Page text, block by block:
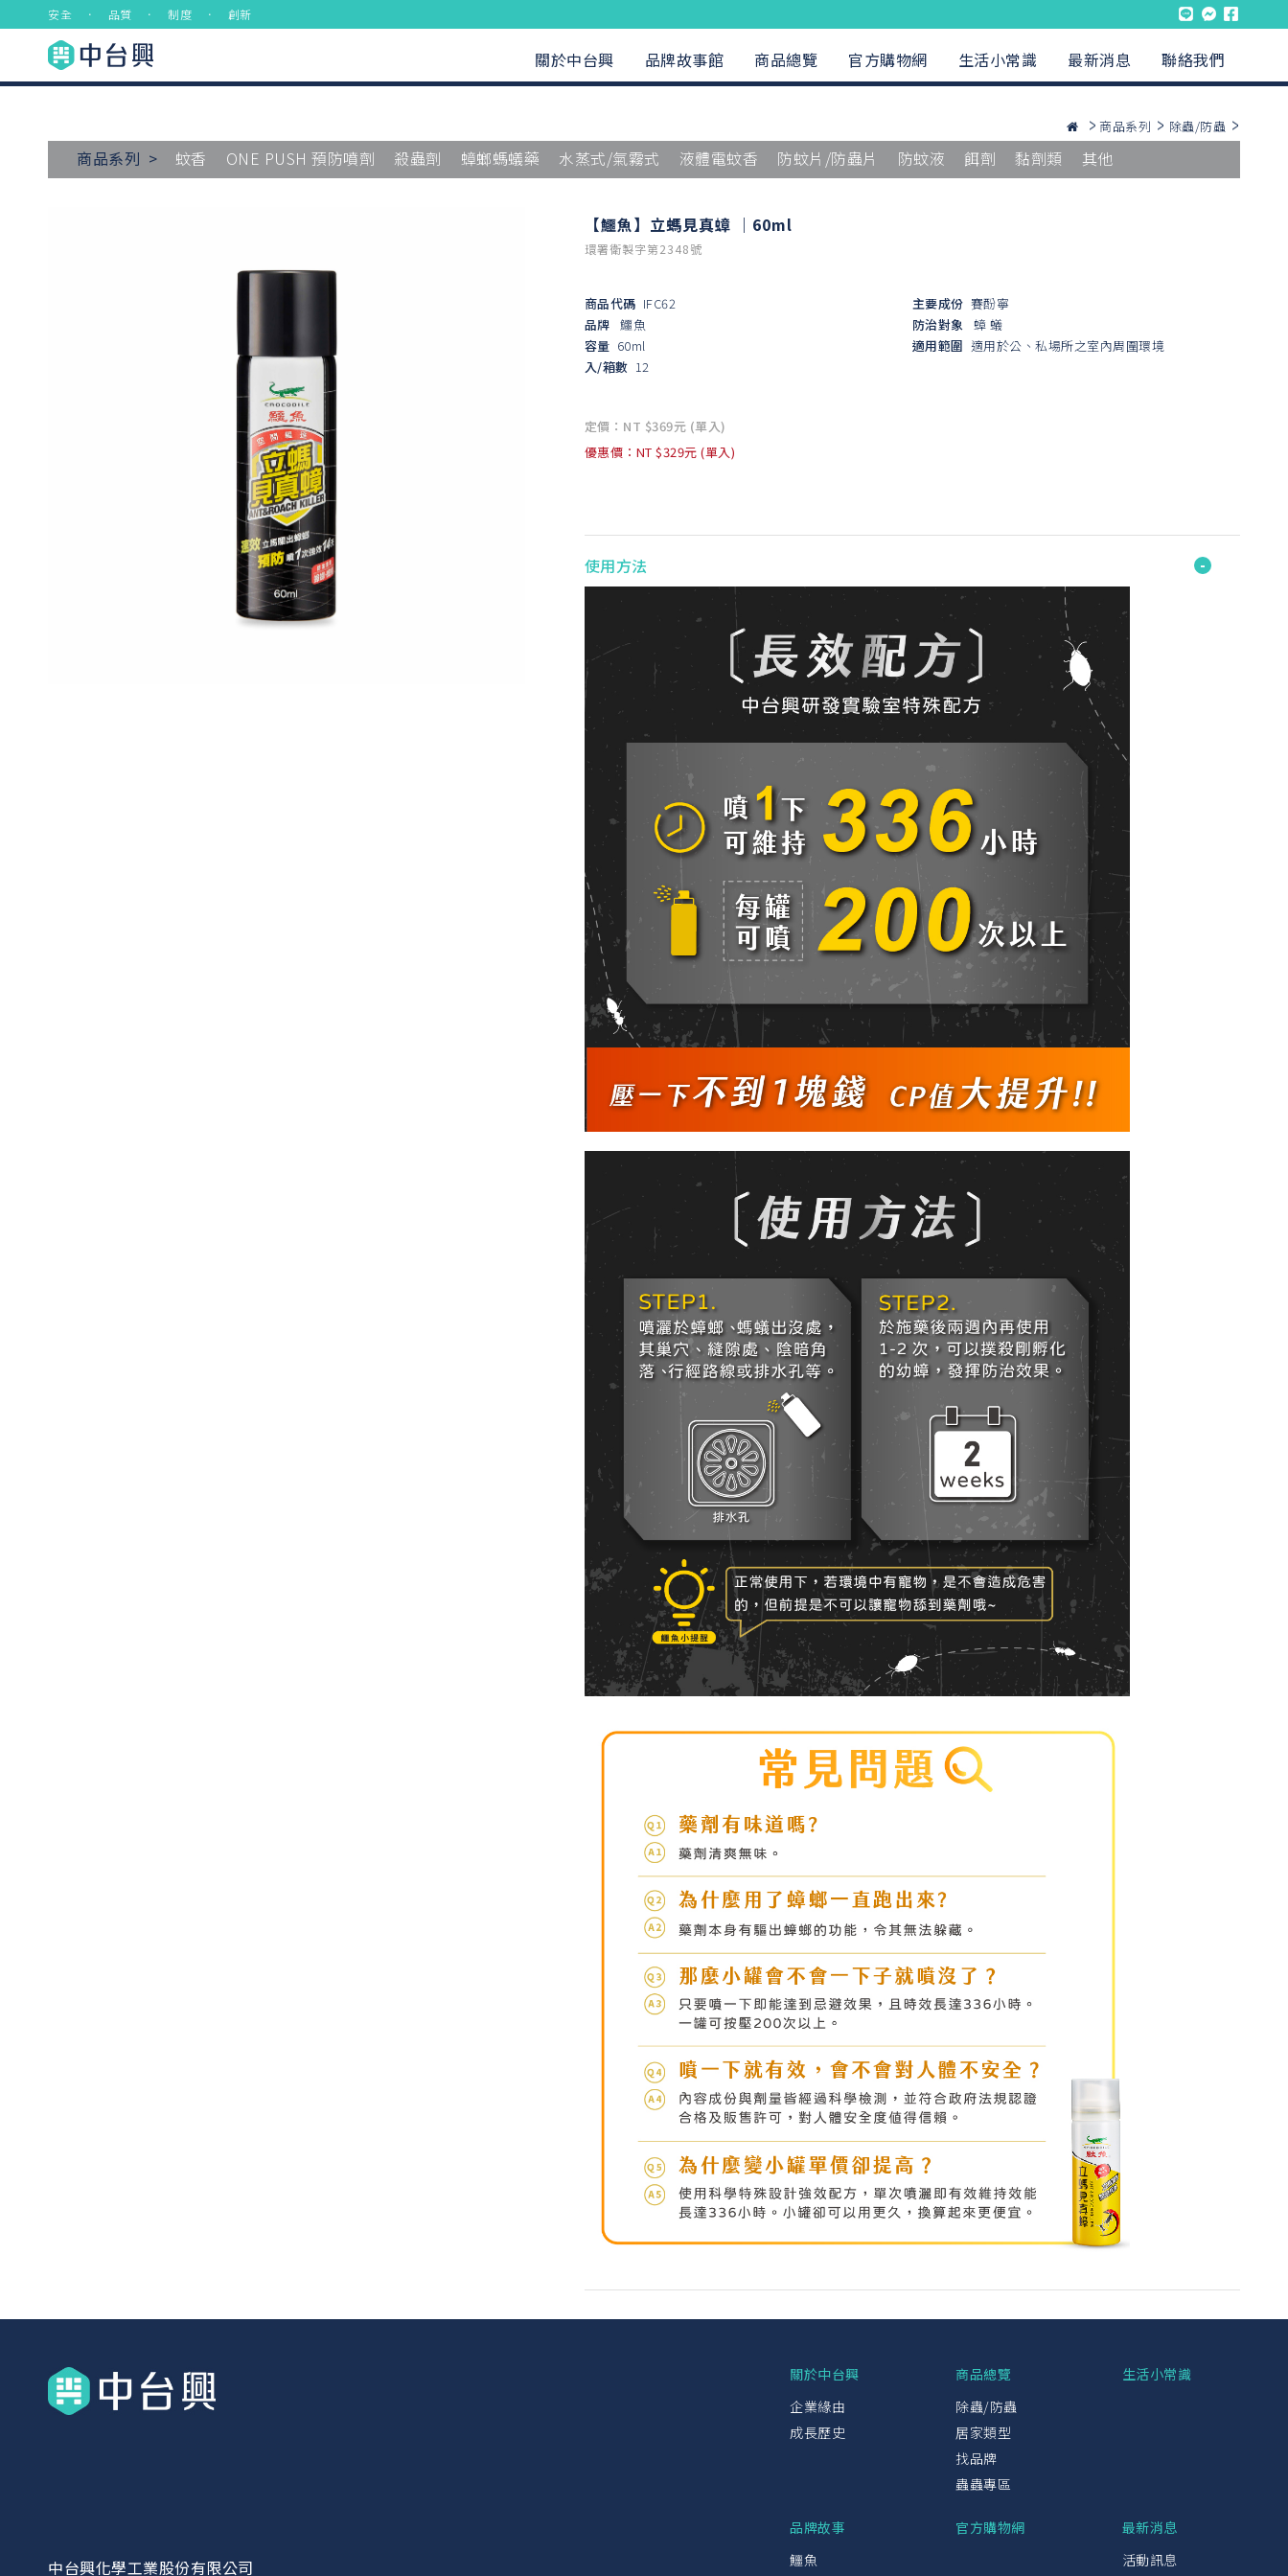
安全 ． 品質 ． 制度 ． 創新
關於中台興 品牌故事館 商品總覽 官方購物網 生活小常識 最新消息 聯絡我們
商品系列 除蟲/防蟲
商品系列 > 蚊香 ONE PUSH 預防噴劑 殺蟲劑 蟑螂螞蟻藥 水蒸式/氣霧式 液體電蚊香 防蚊片/防蟲片 防蚊液 餌劑 黏劑類 其他
【鱷魚】立螞見真蟑 ｜60ml
環署衛製字第2348號
商品代碼 IFC62
品牌 鱷魚
容量 60ml
入/箱數 12
主要成份 賽酚寧
防治對象
蟑 蟻
適用範圍 適用於公、私場所之室內周圍環境
定價：NT $369元 (單入)
優惠價：NT $329元 (單入)
使用方法
中台興化學工業股份有限公司
關於中台興
企業緣由
成長歷史
商品總覽
除蟲/防蟲
居家類型
找品牌
蟲蟲專區
生活小常識
品牌故事
鱷魚
官方購物網
最新消息
活動訊息